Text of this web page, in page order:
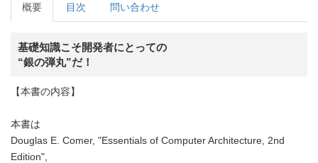
概要 目次 問い合わせ
基礎知識こそ開発者にとっての
“銀の弾丸”だ！
【本書の内容】
本書は
Douglas E. Comer, "Essentials of Computer Architecture, 2nd
Edition",